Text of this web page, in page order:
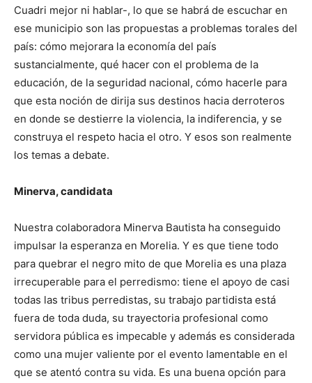
Cuadri mejor ni hablar-, lo que se habrá de escuchar en
ese municipio son las propuestas a problemas torales del
país: cómo mejorara la economía del país
sustancialmente, qué hacer con el problema de la
educación, de la seguridad nacional, cómo hacerle para
que esta noción de dirija sus destinos hacia derroteros
en donde se destierre la violencia, la indiferencia, y se
construya el respeto hacia el otro. Y esos son realmente
los temas a debate.
Minerva, candidata
Nuestra colaboradora Minerva Bautista ha conseguido
impulsar la esperanza en Morelia. Y es que tiene todo
para quebrar el negro mito de que Morelia es una plaza
irrecuperable para el perredismo: tiene el apoyo de casi
todas las tribus perredistas, su trabajo partidista está
fuera de toda duda, su trayectoria profesional como
servidora pública es impecable y además es considerada
como una mujer valiente por el evento lamentable en el
que se atentó contra su vida. Es una buena opción para